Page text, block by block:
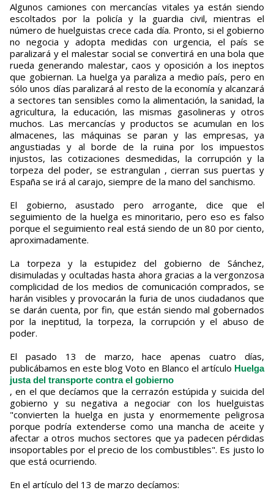
Algunos camiones con mercancías vitales ya están siendo
escoltados por la policía y la guardia civil, mientras el
número de huelguistas crece cada día. Pronto, si el gobierno
no negocia y adopta medidas con urgencia, el país se
paralizará y el malestar social se convertirá en una bola que
rueda generando malestar, caos y oposición a los ineptos
que gobiernan. La huelga ya paraliza a medio país, pero en
sólo unos días paralizará al resto de la economía y alcanzará
a sectores tan sensibles como la alimentación, la sanidad, la
agricultura, la educación, las mismas gasolineras y otros
muchos. Las mercancías y productos se acumulan en los
almacenes, las máquinas se paran y las empresas, ya
angustiadas y al borde de la ruina por los impuestos
injustos, las cotizaciones desmedidas, la corrupción y la
torpeza del poder, se estrangulan , cierran sus puertas y
España se irá al carajo, siempre de la mano del sanchismo.
El gobierno, asustado pero arrogante, dice que el
seguimiento de la huelga es minoritario, pero eso es falso
porque el seguimiento real está siendo de un 80 por ciento,
aproximadamente.
La torpeza y la estupidez del gobierno de Sánchez,
disimuladas y ocultadas hasta ahora gracias a la vergonzosa
complicidad de los medios de comunicación comprados, se
harán visibles y provocarán la furia de unos ciudadanos que
se darán cuenta, por fin, que están siendo mal gobernados
por la ineptitud, la torpeza, la corrupción y el abuso de
poder.
El pasado 13 de marzo, hace apenas cuatro días,
publicábamos en este blog Voto en Blanco el artículo Huelga
justa del transporte contra el gobierno
, en el que decíamos que la cerrazón estúpida y suicida del
gobierno y su negativa a negociar con los huelguistas
"convierten la huelga en justa y enormemente peligrosa
porque podría extenderse como una mancha de aceite y
afectar a otros muchos sectores que ya padecen pérdidas
insoportables por el precio de los combustibles". Es justo lo
que está ocurriendo.
En el artículo del 13 de marzo decíamos: